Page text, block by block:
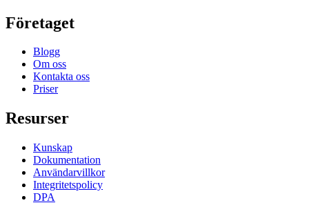
Företaget
Blogg
Om oss
Kontakta oss
Priser
Resurser
Kunskap
Dokumentation
Användarvillkor
Integritetspolicy
DPA